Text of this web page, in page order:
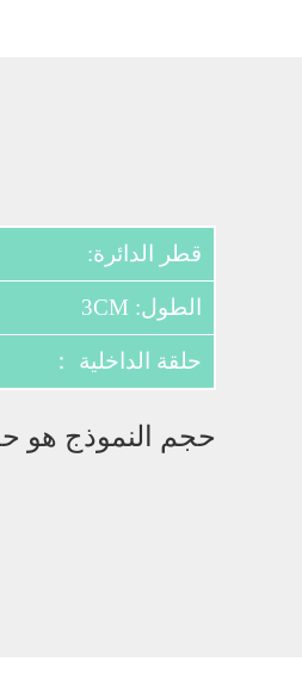
قطر الدائرة:
الطول: 3CM
حلقة الداخلية ：
حجم النموذج هو